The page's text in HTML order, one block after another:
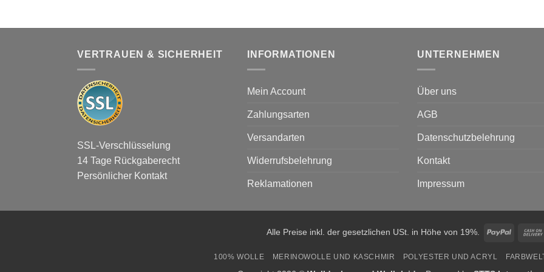
VERTRAUEN & SICHERHEIT
SSL-Verschlüsselung
14 Tage Rückgaberecht
Persönlicher Kontakt
INFORMATIONEN
Mein Account
Zahlungsarten
Versandarten
Widerrufsbelehrung
Reklamationen
UNTERNEHMEN
Über uns
AGB
Datenschutzbelehrung
Kontakt
Impressum
Alle Preise inkl. der gesetzlichen USt. in Höhe von 19%. PayPal
100% WOLLE MERINOWOLLE UND KASCHMIR POLYESTER UND ACRYL